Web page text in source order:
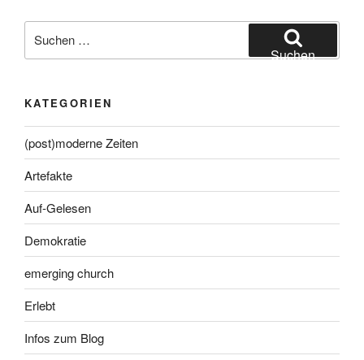
nach:
Suchen
KATEGORIEN
(post)moderne Zeiten
Artefakte
Auf-Gelesen
Demokratie
emerging church
Erlebt
Infos zum Blog